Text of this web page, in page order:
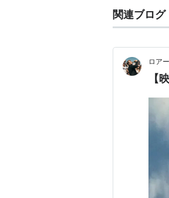
Rated
関連ブログ
ロア
【